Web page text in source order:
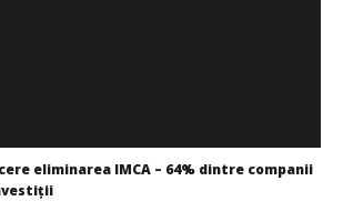
eliminarea IMCA – 64% dintre companii